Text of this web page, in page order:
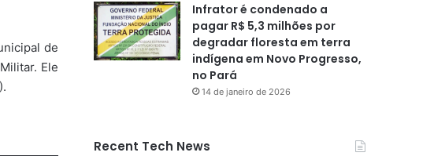
de
Ele
Infrator é condenado a
pagar R$ 5,3 milhões por
degradar floresta em terra
indígena em Novo Progresso,
no Pará
14 de janeiro de 2026
Recent Tech News